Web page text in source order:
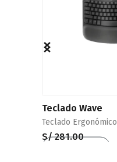
Teclado Wave
Teclado Ergonómico
S/281.00